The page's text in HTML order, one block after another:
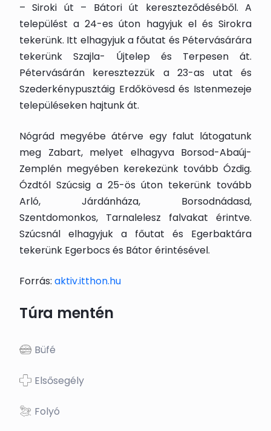
– Siroki út – Bátori út kereszteződéséből. A
települést a 24-es úton hagyjuk el és Sirokra
tekerünk. Itt elhagyjuk a főutat és Pétervásárára
tekerünk Szajla- Újtelep és Terpesen át.
Pétervásárán keresztezzük a 23-as utat és
Szederkénypusztáig Erdőkövesd és Istenmezeje
településeken hajtunk át.
Nógrád megyébe átérve egy falut látogatunk
meg Zabart, melyet elhagyva Borsod-Abaúj-
Zemplén megyében kerekezünk tovább Ózdig.
Ózdtól Szúcsig a 25-ös úton tekerünk tovább
Arló, Járdánháza, Borsodnádasd,
Szentdomonkos, Tarnalelesz falvakat érintve.
Szúcsnál elhagyjuk a főutat és Egerbaktára
tekerünk Egerbocs és Bátor érintésével.
Forrás: aktiv.itthon.hu
Túra mentén
Büfé
Elsősegély
Folyó